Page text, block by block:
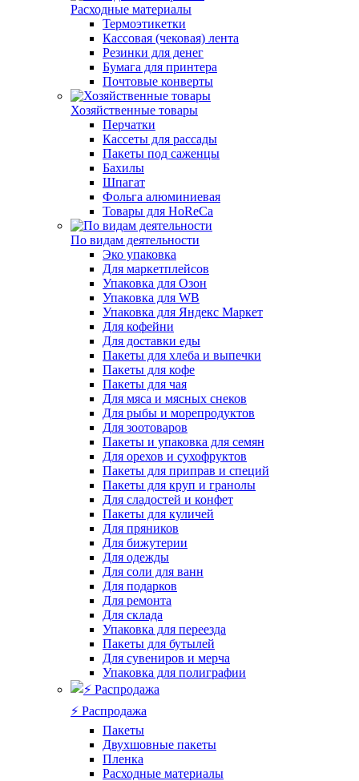
Расходные материалы
Термоэтикетки
Кассовая (чековая) лента
Резинки для денег
Бумага для принтера
Почтовые конверты
Хозяйственные товары
Перчатки
Кассеты для рассады
Пакеты под саженцы
Бахилы
Шпагат
Фольга алюминиевая
Товары для HoReCa
По видам деятельности
Эко упаковка
Для маркетплейсов
Упаковка для Озон
Упаковка для WB
Упаковка для Яндекс Маркет
Для кофейни
Для доставки еды
Пакеты для хлеба и выпечки
Пакеты для кофе
Пакеты для чая
Для мяса и мясных снеков
Для рыбы и морепродуктов
Для зоотоваров
Пакеты и упаковка для семян
Для орехов и сухофруктов
Пакеты для приправ и специй
Пакеты для круп и гранолы
Для сладостей и конфет
Пакеты для куличей
Для пряников
Для бижутерии
Для одежды
Для соли для ванн
Для подарков
Для ремонта
Для склада
Упаковка для переезда
Пакеты для бутылей
Для сувениров и мерча
Упаковка для полиграфии
⚡️ Распродажа
Пакеты
Двухшовные пакеты
Пленка
Расходные материалы